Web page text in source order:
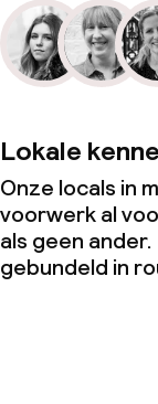
Lokale
Onze locals in
voorwerk al
als geen
gebundeld in